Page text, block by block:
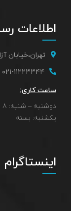
اطلاعات
تهران،خیابان
۰۲۱-۱۱۲۲۳۳۴۴
ساعت کاری:
دوشنبه – شنبه: ۸ صبح – ۵ بعد از ظهر
یکشنبه: بسته
اینستاگرام